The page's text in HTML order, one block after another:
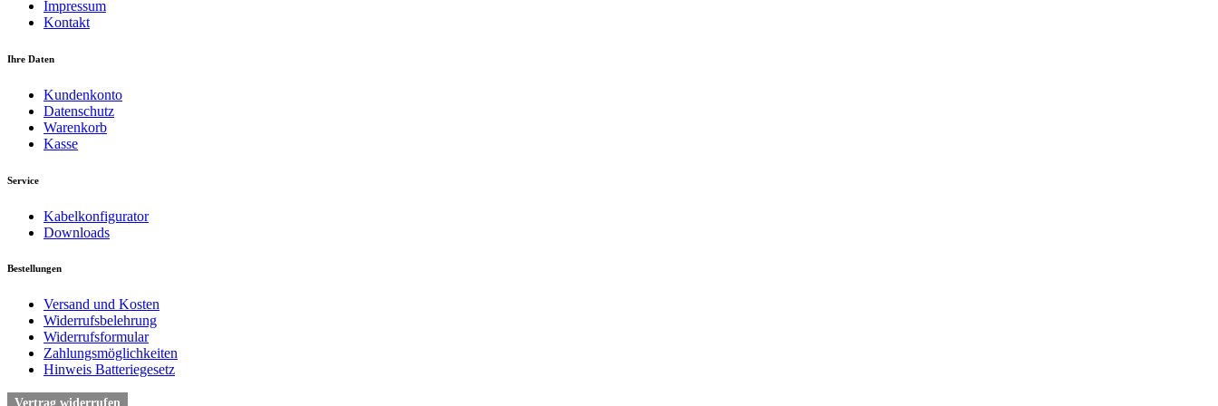
Impressum
Kontakt
Ihre Daten
Kundenkonto
Datenschutz
Warenkorb
Kasse
Service
Kabelkonfigurator
Downloads
Bestellungen
Versand und Kosten
Widerrufsbelehrung
Widerrufsformular
Zahlungsmöglichkeiten
Hinweis Batteriegesetz
Vertrag widerrufen